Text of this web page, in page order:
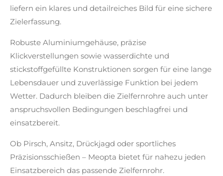
liefern ein klares und detailreiches Bild für eine sichere
Zielerfassung.
Robuste Aluminiumgehäuse, präzise
Klickverstellungen sowie wasserdichte und
stickstoffgefüllte Konstruktionen sorgen für eine lange
Lebensdauer und zuverlässige Funktion bei jedem
Wetter. Dadurch bleiben die Zielfernrohre auch unter
anspruchsvollen Bedingungen beschlagfrei und
einsatzbereit.
Ob Pirsch, Ansitz, Drückjagd oder sportliches
Präzisionsschießen – Meopta bietet für nahezu jeden
Einsatzbereich das passende Zielfernrohr.